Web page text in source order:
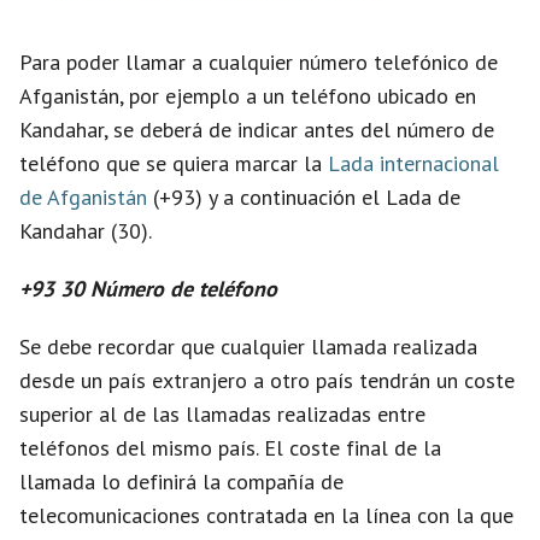
d
e
o
Para poder llamar a cualquier número telefónico de
Afganistán, por ejemplo a un teléfono ubicado en
Kandahar, se deberá de indicar antes del número de
teléfono que se quiera marcar la Lada internacional
de Afganistán (+93) y a continuación el Lada de
Kandahar (30).
+93 30 Número de teléfono
Se debe recordar que cualquier llamada realizada
desde un país extranjero a otro país tendrán un coste
superior al de las llamadas realizadas entre
teléfonos del mismo país. El coste final de la
llamada lo definirá la compañía de
telecomunicaciones contratada en la línea con la que